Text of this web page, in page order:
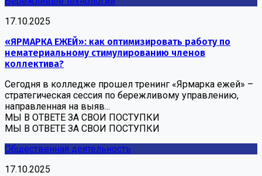
17.10.2025
«ЯРМАРКА ЕЖЕЙ»: как оптимизировать работу по
нематериальному стимулированию членов
коллектива?
Сегодня в колледже прошел тренинг «Ярмарка ежей» –
стратегическая сессия по бережливому управлению,
направленная на выяв...
МЫ В ОТВЕТЕ ЗА СВОИ ПОСТУПКИ
МЫ В ОТВЕТЕ ЗА СВОИ ПОСТУПКИ
Общественная деятельность
17.10.2025